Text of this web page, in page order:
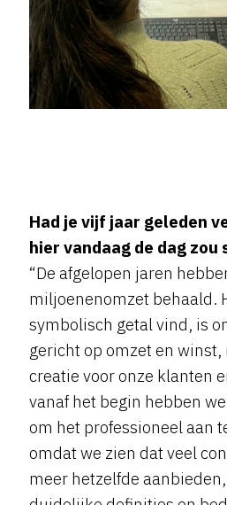
Had je vijf jaar geleden
hier vandaag de dag zou
“De afgelopen jaren
miljoenenomzet behaald.
symbolisch getal vind, is
gericht op omzet en winst,
creatie voor onze klanten
vanaf het begin hebben
om het professioneel aan
omdat we zien dat veel
meer hetzelfde